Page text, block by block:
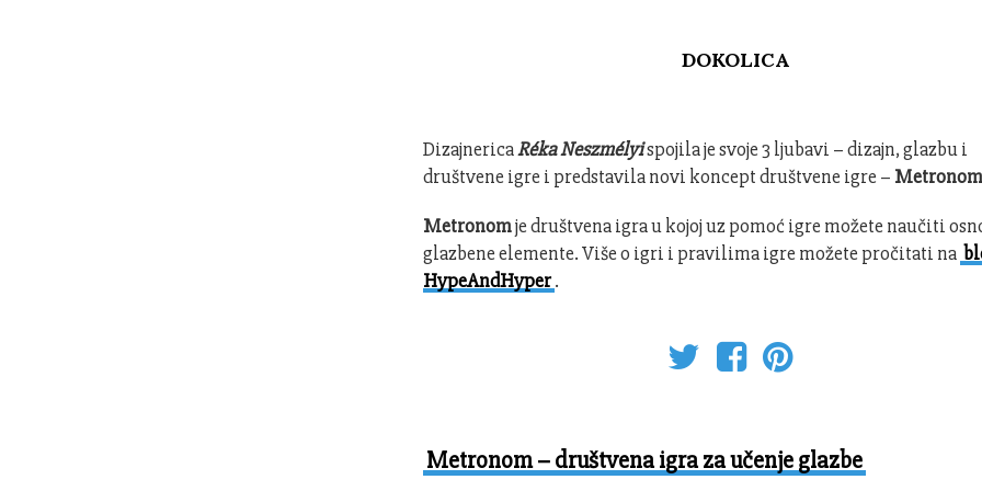
DOKOLICA
DizajnericaRéka Neszmélyispojila je svoje 3 ljubavi – dizajn, glazbu i
društvene igre i predstavila novi koncept društvene igre – Metronom
Metronomje društvena igra u kojoj uz pomoć igre možete naučiti
glazbene elemente. Više o igri i pravilima igre možete pročitati na
HypeAndHyper.
Metronom – društvena igra za učenje glazbe